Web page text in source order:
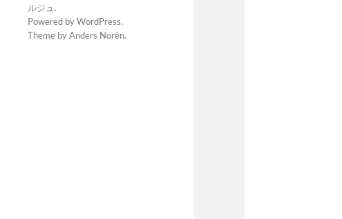
ルジュ .
Powered byWordPress.
Theme byAnders Norén.